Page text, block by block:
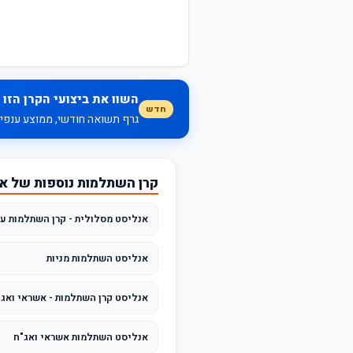
חדש
השוו את ביצועי הקרן
גרף תשואה חודשי, ממוצע ענפי,
קרן השתלמות נוספות של
אנליסט מסלולית - קרן השתלמות
אנליסט השתלמות מניות
אנליסט קרן השתלמות - אשראי ואג"ח עד
אנליסט השתלמות אשראי ואג"ח